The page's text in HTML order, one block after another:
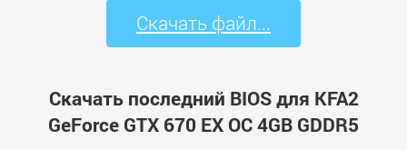
Скачать файл...
Скачать последний BIOS для KFA2
GeForce GTX 670 EX OC 4GB GDDR5